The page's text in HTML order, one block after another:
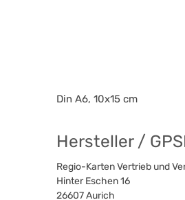
Din A6, 10x15 cm
Hersteller /
Regio-Karten Vertrieb und
Hinter Eschen 16
26607Aurich